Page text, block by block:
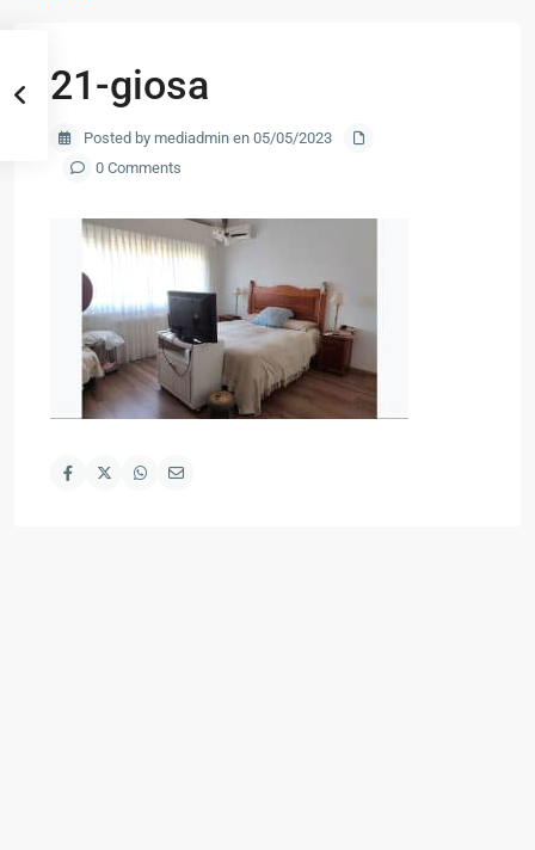
21-giosa
Posted by mediadmin en 05/05/2023
0 Comments